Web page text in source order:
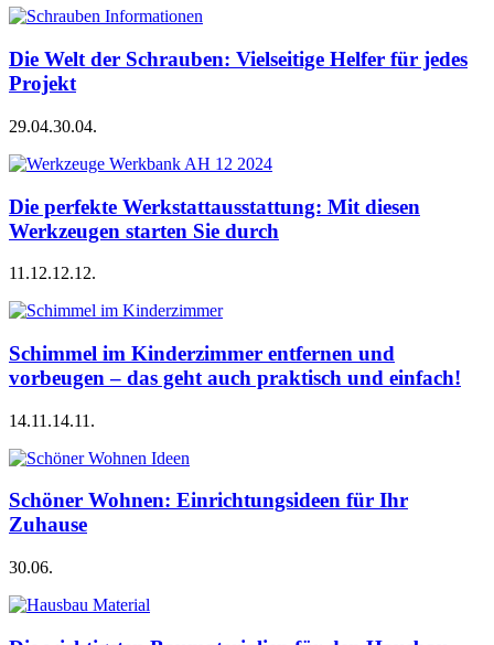
Die Welt der Schrauben: Vielseitige Helfer für jedes
Projekt
29.04.30.04.
Die perfekte Werkstattausstattung: Mit diesen
Werkzeugen starten Sie durch
11.12.12.12.
Schimmel im Kinderzimmer entfernen und
vorbeugen – das geht auch praktisch und einfach!
14.11.14.11.
Schöner Wohnen: Einrichtungsideen für Ihr
Zuhause
30.06.